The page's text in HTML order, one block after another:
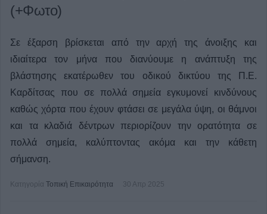
(+Φωτο)
Σε έξαρση βρίσκεται από την αρχή της άνοιξης και
ιδιαίτερα τον μήνα που διανύουμε η ανάπτυξη της
βλάστησης εκατέρωθεν του οδικού δικτύου της Π.Ε.
Καρδίτσας που σε πολλά σημεία εγκυμονεί κινδύνους
καθώς χόρτα που έχουν φτάσει σε μεγάλα ύψη, οι θάμνοι
και τα κλαδιά δέντρων περιορίζουν την ορατότητα σε
πολλά σημεία, καλύπτοντας ακόμα και την κάθετη
σήμανση.
Κατηγορία Τοπική Επικαιρότητα 30 Απρ 2025